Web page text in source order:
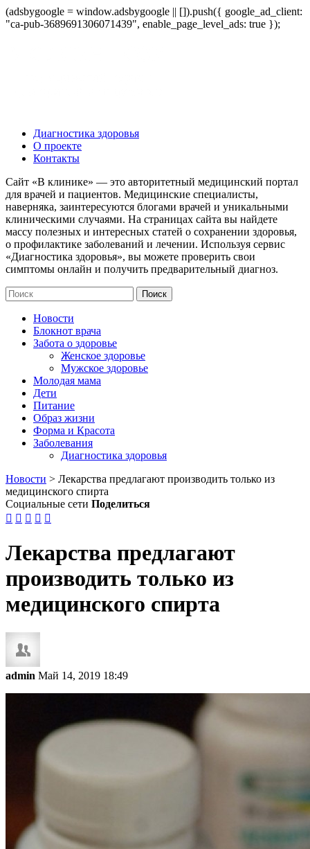
(adsbygoogle = window.adsbygoogle || []).push({ google_ad_client:
"ca-pub-3689691306071439", enable_page_level_ads: true });
Диагностика здоровья
О проекте
Контакты
Сайт «В клинике» — это авторитетный медицинский портал
для врачей и пациентов. Медицинские специалисты,
наверняка, заинтересуются блогами врачей и уникальными
клиническими случаями. На страницах сайта вы найдете
массу полезных и интересных статей о сохранении здоровья,
о профилактике заболеваний и лечении. Используя сервис
«Диагностика здоровья», вы можете проверить свои
симптомы онлайн и получить предварительный диагноз.
Новости
Блокнот врача
Забота о здоровье
Женское здоровье
Мужское здоровье
Молодая мама
Дети
Питание
Образ жизни
Форма и Красота
Заболевания
Диагностика здоровья
Новости > Лекарства предлагают производить только из
медицинского спирта
Социальные сети Поделиться
    
Лекарства предлагают
производить только из
медицинского спирта
admin Май 14, 2019 18:49